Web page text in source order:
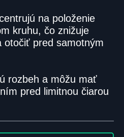
na položenie
kruhu, čo znižuje
otočiť pred samotným
rozbeh a môžu mať
pred limitnou čiarou